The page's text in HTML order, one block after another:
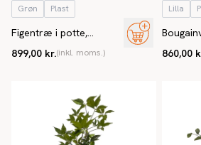
Grøn Plast
Figentræ i potte,
kunstig plante
899,00 kr.(inkl. moms.)
Lilla
860,00